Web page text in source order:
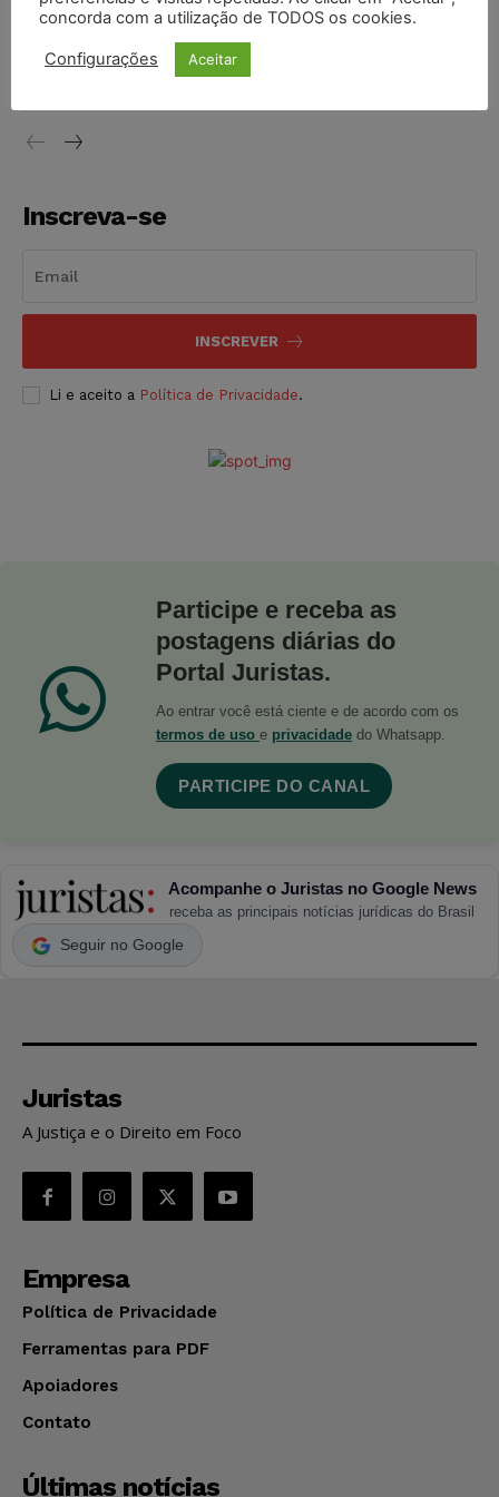
vendia canetas emagrecedoras no local de trabalho
Inscreva-se
INSCREVER
Li e aceito a Política de Privacidade.
Participe e receba as
postagens diárias do
Portal Juristas.
Ao entrar você está ciente e de acordo com os
termos de uso e privacidade do Whatsapp.
PARTICIPE DO CANAL
Acompanhe o Juristas no Google News
receba as principais notícias jurídicas do Brasil
Seguir no Google
Juristas
A Justiça e o Direito em Foco
Empresa
Política de Privacidade
Ferramentas para PDF
Apoiadores
Contato
Últimas notícias
concorda com a utilização de TODOS os cookies.
Configurações Aceitar